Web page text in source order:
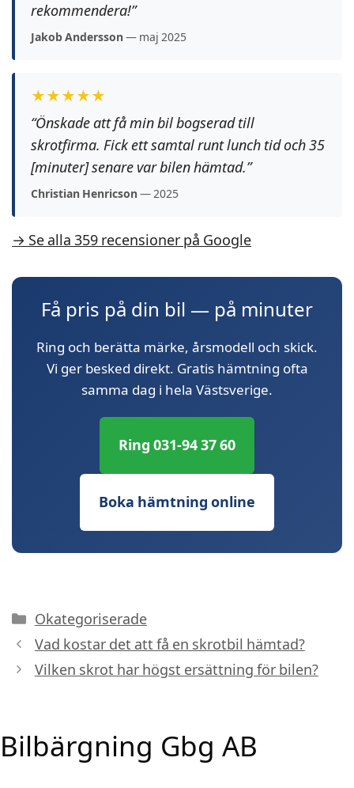
rekommendera!”
Jakob Andersson— maj 2025
★★★★★
“Önskade att få min bil bogserad till
skrotfirma. Fick ett samtal runt lunch tid och 35
[minuter] senare var bilen hämtad.”
Christian Henricson— 2025
→ Se alla 359 recensioner på Google
Få pris på din bil — på minuter
Ring och berätta märke, årsmodell och skick.
Vi ger besked direkt. Gratis hämtning ofta
samma dag i hela Västsverige.
Ring 031-94 37 60
Boka hämtning online
Kategorier
Okategoriserade
Vad kostar det att få en skrotbil hämtad?
Vilken skrot har högst ersättning för bilen?
Bilbärgning Gbg AB